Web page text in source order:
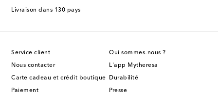
Livraison dans 130 pays
Service client
Nous contacter
Carte cadeau et crédit boutique
Paiement
Qui sommes-nous ?
L'app Mytheresa
Durabilité
Presse